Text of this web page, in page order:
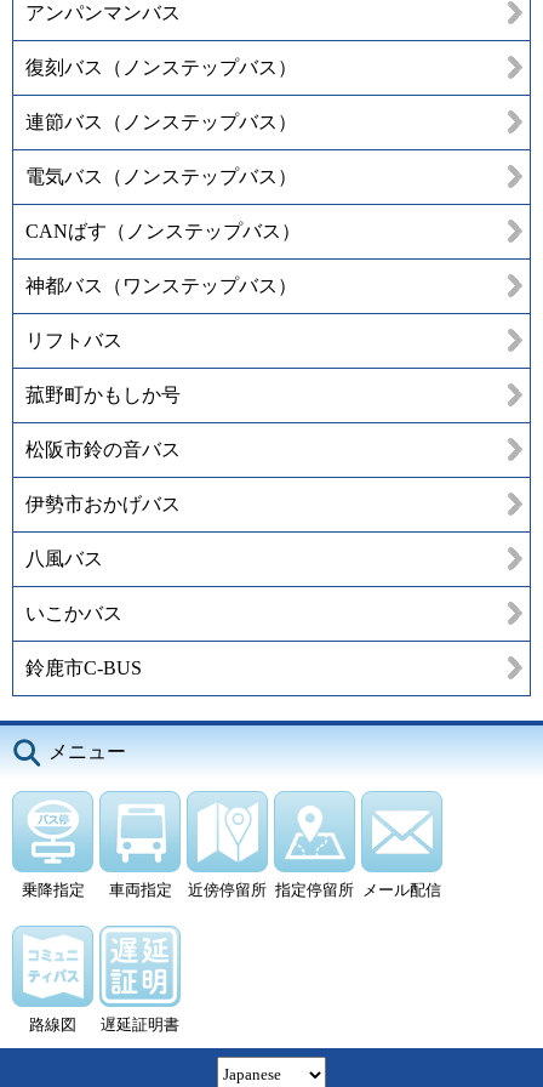
アンパンマンバス
復刻バス（ノンステップバス）
連節バス（ノンステップバス）
電気バス（ノンステップバス）
CANばす（ノンステップバス）
神都バス（ワンステップバス）
リフトバス
菰野町かもしか号
松阪市鈴の音バス
伊勢市おかげバス
八風バス
いこかバス
鈴鹿市C-BUS
メニュー
乗降指定 車両指定 近傍停留所 指定停留所 メール配信
路線図 遅延証明書